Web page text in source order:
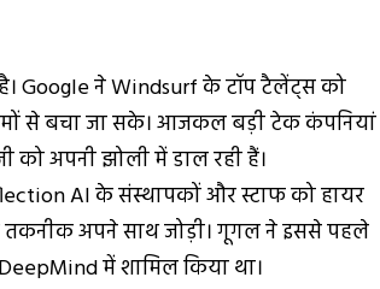
Google ने Windsurf के टॉप टैलेंट्स को
से बचा जा सके। आजकल बड़ी टेक कंपनियां
को अपनी झोली में डाल रही हैं।
AI के संस्थापकों और स्टाफ को हायर
तकनीक अपने साथ जोड़ी। गूगल ने इससे पहले
में शामिल किया था।